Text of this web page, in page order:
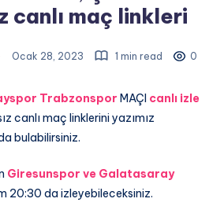
canlı maç linkleri
Ocak 28, 2023 1 min read 0
Trabzonspor MAÇI canlı izle
canlı maç linklerini yazımız
bulabilirsiniz.
Giresunspor ve Galatasaray
20:30 da izleyebileceksiniz.